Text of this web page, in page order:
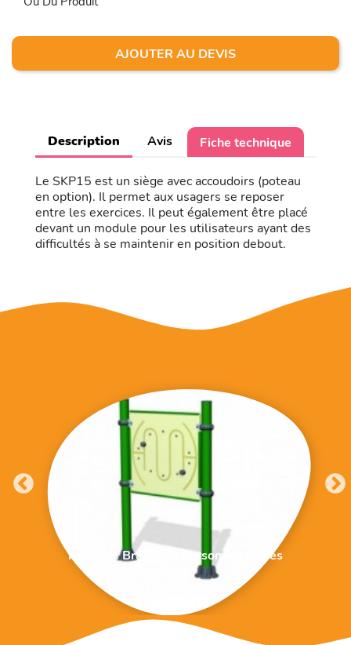
AJOUTER AU DEVIS
Description Avis Fiche technique
Le SKP15 est un siège avec accoudoirs (poteau
en option). Il permet aux usagers se reposer
entre les exercices. Il peut également être placé
devant un module pour les utilisateurs ayant des
difficultés à se maintenir en position debout.
Parcours Bras Pour Personnes Agées